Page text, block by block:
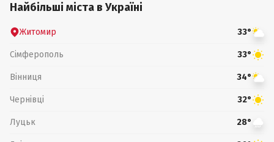
Найбільші міста в Україні
Житомир 33°
Сімферополь 33°
Вінниця 34°
Чернівці 32°
Луцьк 28°